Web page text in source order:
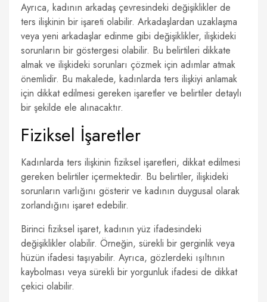
Ayrıca, kadının arkadaş çevresindeki değişiklikler de
ters ilişkinin bir işareti olabilir. Arkadaşlardan uzaklaşma
veya yeni arkadaşlar edinme gibi değişiklikler, ilişkideki
sorunların bir göstergesi olabilir. Bu belirtileri dikkate
almak ve ilişkideki sorunları çözmek için adımlar atmak
önemlidir. Bu makalede, kadınlarda ters ilişkiyi anlamak
için dikkat edilmesi gereken işaretler ve belirtiler detaylı
bir şekilde ele alınacaktır.
Fiziksel İşaretler
Kadınlarda ters ilişkinin fiziksel işaretleri, dikkat edilmesi
gereken belirtiler içermektedir. Bu belirtiler, ilişkideki
sorunların varlığını gösterir ve kadının duygusal olarak
zorlandığını işaret edebilir.
Birinci fiziksel işaret, kadının yüz ifadesindeki
değişiklikler olabilir. Örneğin, sürekli bir gerginlik veya
hüzün ifadesi taşıyabilir. Ayrıca, gözlerdeki ışıltının
kaybolması veya sürekli bir yorgunluk ifadesi de dikkat
çekici olabilir.